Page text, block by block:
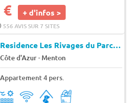
€ + d'infos >
556 AVIS SUR 7 SITES
Residence Les Rivages du Parc *
Côte d'Azur- Menton
Appartement 4 pers.